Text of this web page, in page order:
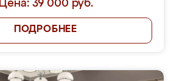
Цена: 39 000 руб.
ПОДРОБНЕЕ